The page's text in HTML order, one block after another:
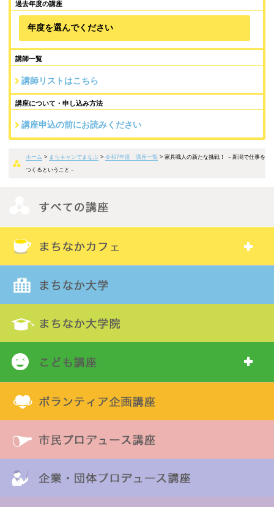
日 時 2025年6月29日（日）14:00～15:30
場 所 ミライエ長岡5階 スタジオA・B
ゲスト 家具職人／ISANA代表 中川雅之
受講料 500円（1ドリンク付）
講座は終了いたしました。
過去年度の講座
講師リストはこちら
講座について・申し込み方法
ホーム> まちキャンでまなぶ >令和7年度 講座一覧